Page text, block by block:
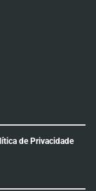
de Privacidade